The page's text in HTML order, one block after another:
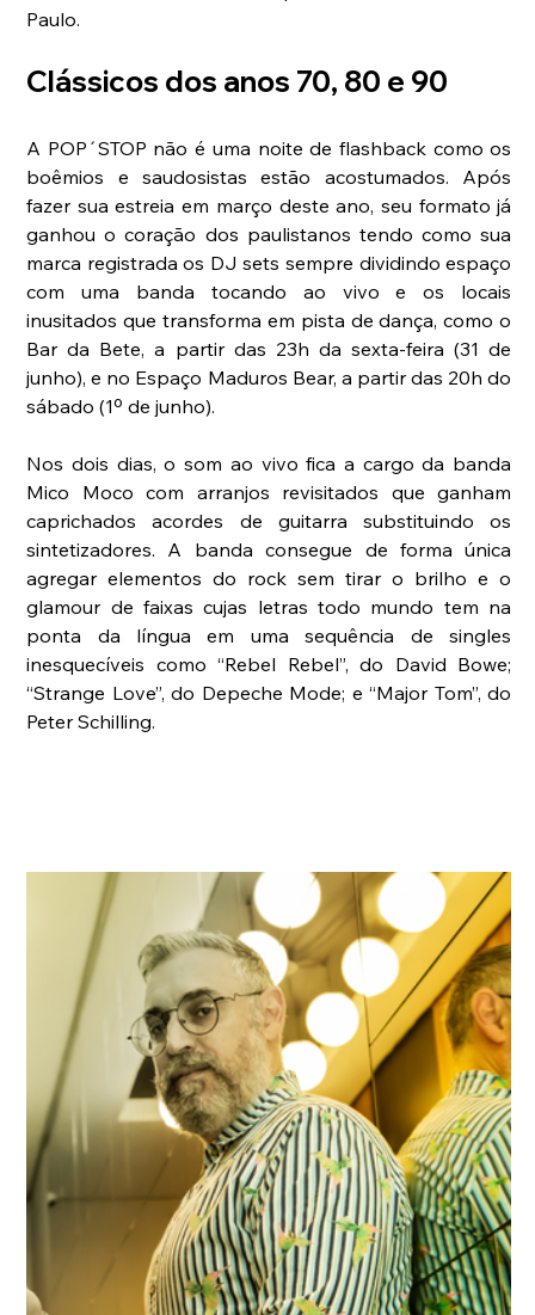
Paulo.
Clássicos dos anos 70, 80 e 90
A POP´STOP não é uma noite de flashback como os
boêmios e saudosistas estão acostumados. Após
fazer sua estreia em março deste ano, seu formato já
ganhou o coração dos paulistanos tendo como sua
marca registrada os DJ sets sempre dividindo espaço
com uma banda tocando ao vivo e os locais
inusitados que transforma em pista de dança, como o
Bar da Bete, a partir das 23h da sexta-feira (31 de
junho), e no Espaço Maduros Bear, a partir das 20h do
sábado (1º de junho).
Nos dois dias, o som ao vivo fica a cargo da banda
Mico Moco com arranjos revisitados que ganham
caprichados acordes de guitarra substituindo os
sintetizadores. A banda consegue de forma única
agregar elementos do rock sem tirar o brilho e o
glamour de faixas cujas letras todo mundo tem na
ponta da língua em uma sequência de singles
inesquecíveis como “Rebel Rebel”, do David Bowe;
“Strange Love”, do Depeche Mode; e “Major Tom”, do
Peter Schilling.